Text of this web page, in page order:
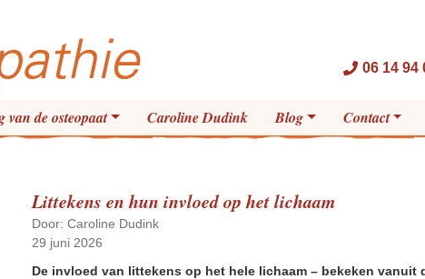
06 14 94
van de osteopaat Caroline Dudink Blog Contact
Littekens en hun invloed op het lichaam
Door: Caroline Dudink
29 juni 2026
De invloed van littekens op het hele lichaam – bekeken vanuit